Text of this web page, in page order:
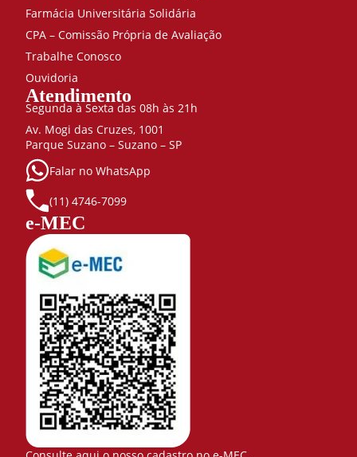
à Saúde
40
Semiologia e
80
Semiotécnica
Sistematização
da Assistência
em
Enfermagem
40
Trabalho
de
Conclusão
de Curso I
Trabalho
de
Conclusão
de Curso
4000
Farmácia Universitária Solidária
CPA – Comissão Própria de Avaliação
Trabalhe Conosco
Ouvidoria
Atendimento
Segunda à Sexta das 08h às 21h
Av. Mogi das Cruzes, 1001
Parque Suzano – Suzano – SP
Falar no WhatsApp
(11) 4746-7099
e-MEC